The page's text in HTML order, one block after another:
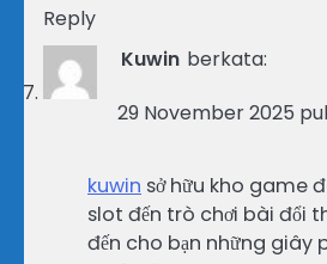
Reply
Kuwin berkata:
29 November 2025
kuwin sở hữu kho game
slot đến trò chơi bài đổi
đến cho bạn những giây